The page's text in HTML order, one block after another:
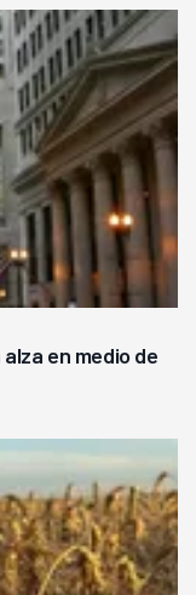
en medio de